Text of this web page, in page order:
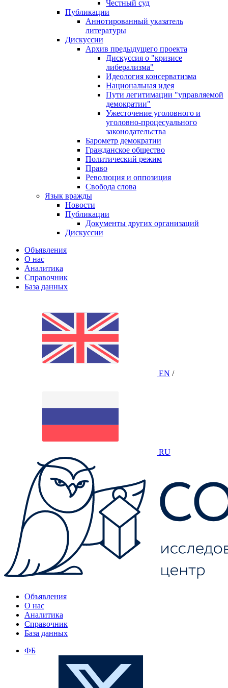
Честный суд
Публикации
Аннотированный указатель
литературы
Дискуссии
Архив предыдущего проекта
Дискуссия о "кризисе
либерализма"
Идеология консерватизма
Национальная идея
Пути легитимации "управляемой
демократии"
Ужесточение уголовного и
уголовно-процесуального
законодательства
Барометр демократии
Гражданское общество
Политический режим
Право
Революция и оппозиция
Свобода слова
Язык вражды
Новости
Публикации
Документы других организаций
Дискуссии
Объявления
О нас
Аналитика
Справочник
База данных
EN /
RU
Объявления
О нас
Аналитика
Справочник
База данных
ФБ